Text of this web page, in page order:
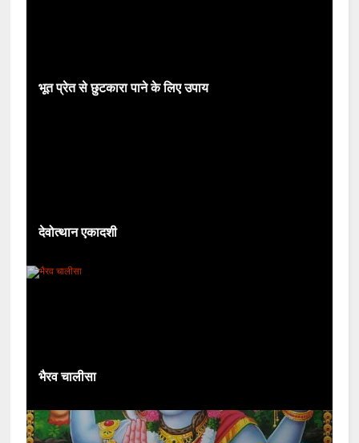
भूत प्रेत से छुटकारा पाने के लिए उपाय
देवोत्थान एकादशी
भैरव चालीसा